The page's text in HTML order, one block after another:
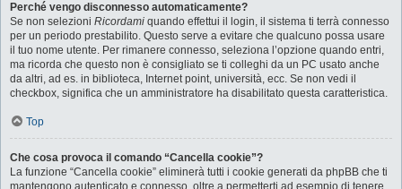
Perché vengo disconnesso automaticamente?
Se non selezioni Ricordami quando effettui il login, il sistema ti terrà connesso
per un periodo prestabilito. Questo serve a evitare che qualcuno possa usare
il tuo nome utente. Per rimanere connesso, seleziona l’opzione quando entri,
ma ricorda che questo non è consigliato se ti colleghi da un PC usato anche
da altri, ad es. in biblioteca, Internet point, università, ecc. Se non vedi il
checkbox, significa che un amministratore ha disabilitato questa caratteristica.
Top
Che cosa provoca il comando “Cancella cookie”?
La funzione “Cancella cookie” eliminerà tutti i cookie generati da phpBB che ti
mantengono autenticato e connesso, oltre a permetterti ad esempio di tenere